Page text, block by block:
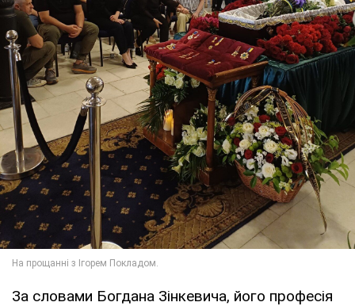
За словами Богдана Зінкевича, його професія